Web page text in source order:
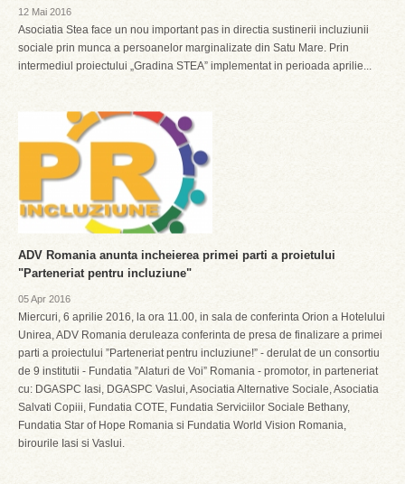
12 Mai 2016
Asociatia Stea face un nou important pas in directia sustinerii incluziunii
sociale prin munca a persoanelor marginalizate din Satu Mare. Prin
intermediul proiectului „Gradina STEA” implementat in perioada aprilie...
ADV Romania anunta incheierea primei parti a proietului
"Parteneriat pentru incluziune"
05 Apr 2016
Miercuri, 6 aprilie 2016, la ora 11.00, in sala de conferinta Orion a Hotelului
Unirea, ADV Romania deruleaza conferinta de presa de finalizare a primei
parti a proiectului ”Parteneriat pentru incluziune!” - derulat de un consortiu
de 9 institutii - Fundatia ”Alaturi de Voi” Romania - promotor, in parteneriat
cu: DGASPC Iasi, DGASPC Vaslui, Asociatia Alternative Sociale, Asociatia
Salvati Copiii, Fundatia COTE, Fundatia Serviciilor Sociale Bethany,
Fundatia Star of Hope Romania si Fundatia World Vision Romania,
birourile Iasi si Vaslui.